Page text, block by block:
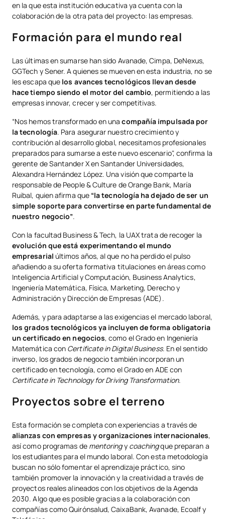
en la que esta institución educativa ya cuenta con la
colaboración de la otra pata del proyecto: las empresas.
Formación para el mundo real
Las últimas en sumarse han sido Avanade, Cimpa, DeNexus,
GGTech y Sener. A quienes se mueven en esta industria, no se
les escapa que los avances tecnológicos llevan desde
hace tiempo siendo el motor del cambio, permitiendo a las
empresas innovar, crecer y ser competitivas.
“Nos hemos transformado en unacompañía impulsada por
la tecnología. Para asegurar nuestro crecimiento y
contribución al desarrollo global, necesitamos profesionales
preparados para sumarse a este nuevo escenario", confirma la
gerente de Santander X en Santander Universidades,
Alexandra Hernández López. Una visión que comparte la
responsable de People & Culture de Orange Bank, María
Ruibal, quien afirma que “la tecnología ha dejado de ser un
simple soporte para convertirse en parte fundamental de
nuestro negocio”.
Con la facultad Business & Tech, la UAX trata de recoger la
evolución que está experimentando el mundo
empresarial últimos años, al que no ha perdido el pulso
añadiendo a su oferta formativa titulaciones en áreas como
Inteligencia Artificial y Computación, Business Analytics,
Ingeniería Matemática, Física, Marketing, Derecho y
Administración y Dirección de Empresas (ADE).
Además, y para adaptarse a las exigencias el mercado laboral,
los grados tecnológicos ya incluyen de forma obligatoria
un certificado en negocios, como el Grado en Ingeniería
Matemática con Certificate in Digital Business. En el sentido
inverso, los grados de negocio también incorporan un
certificado en tecnología, como el Grado en ADE con
Certificate in Technology for Driving Transformation.
Proyectos sobre el terreno
Esta formación se completa con experiencias a través de
alianzas con empresas y organizaciones internacionales,
así como programas de mentoringy coachingque preparan a
los estudiantes para el mundo laboral. Con esta metodología
buscan no sólo fomentar el aprendizaje práctico, sino
también promover la innovación y la creatividad a través de
proyectos reales alineados con los objetivos de la Agenda
2030. Algo que es posible gracias a la colaboración con
compañías como Quirónsalud, CaixaBank, Avanade, Ecoalf y